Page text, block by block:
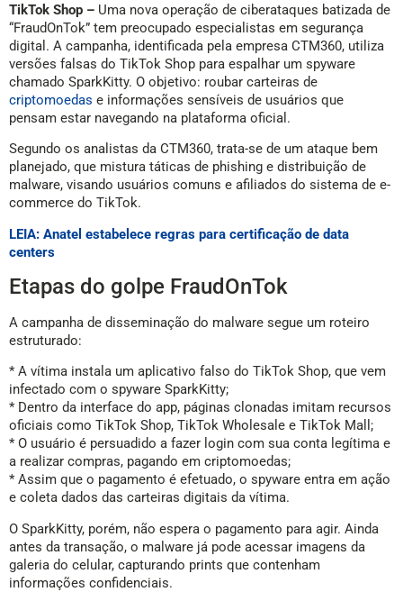
TikTok Shop – Uma nova operação de ciberataques batizada de
“FraudOnTok” tem preocupado especialistas em segurança
digital. A campanha, identificada pela empresa CTM360, utiliza
versões falsas do TikTok Shop para espalhar um spyware
chamado SparkKitty. O objetivo: roubar carteiras de
criptomoedas e informações sensíveis de usuários que
pensam estar navegando na plataforma oficial.
Segundo os analistas da CTM360, trata-se de um ataque bem
planejado, que mistura táticas de phishing e distribuição de
malware, visando usuários comuns e afiliados do sistema de e-
commerce do TikTok.
LEIA: Anatel estabelece regras para certificação de data
centers
Etapas do golpe FraudOnTok
A campanha de disseminação do malware segue um roteiro
estruturado:
* A vítima instala um aplicativo falso do TikTok Shop, que vem
infectado com o spyware SparkKitty;
* Dentro da interface do app, páginas clonadas imitam recursos
oficiais como TikTok Shop, TikTok Wholesale e TikTok Mall;
* O usuário é persuadido a fazer login com sua conta legítima e
a realizar compras, pagando em criptomoedas;
* Assim que o pagamento é efetuado, o spyware entra em ação
e coleta dados das carteiras digitais da vítima.
O SparkKitty, porém, não espera o pagamento para agir. Ainda
antes da transação, o malware já pode acessar imagens da
galeria do celular, capturando prints que contenham
informações confidenciais.